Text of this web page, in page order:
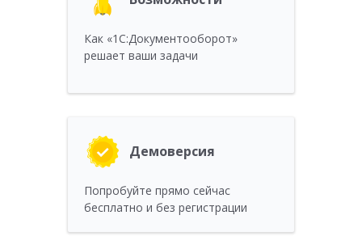
Как «1С:Документооборот»
решает ваши задачи
Демоверсия
Попробуйте прямо сейчас
бесплатно и без регистрации